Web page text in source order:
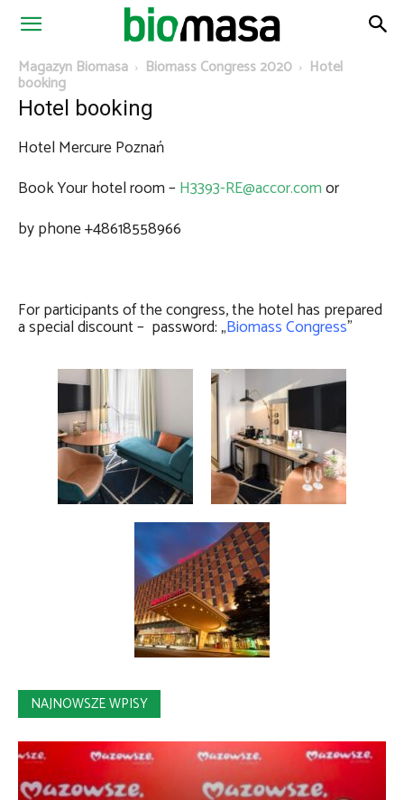
Magazyn
Biomasa
Magazyn Biomasa Biomass Congress 2020 Hotel
booking
Hotel booking
Hotel Mercure Poznań
Book Your hotel room –H3393-RE@accor.comor
by phone+48618558966
For participants of the congress, the hotel has prepared
a special discount – password: „Biomass Congress”
NAJNOWSZE WPISY